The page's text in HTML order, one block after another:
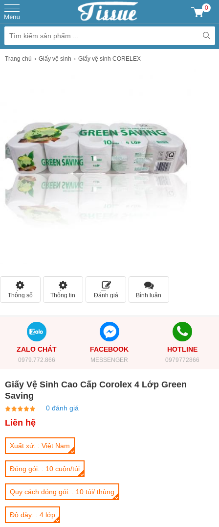
0
Trang chủ Giấy vệ sinh Giấy vệ sinh CORELEX
Thông số Thông tin Đánh giá Bình luận
ZALO CHÁT
0979.772.866
FACEBOOK
MESSENGER
HOTLINE
0979772866
Giấy Vệ Sinh Cao Cấp Corolex 4 Lớp Green
Saving
0 đánh giá
Liên hệ
Xuất xứ: : Việt Nam
Đóng gói: : 10 cuộn/túi
Quy cách đóng gói: : 10 túi/ thùng
Độ dày: : 4 lớp